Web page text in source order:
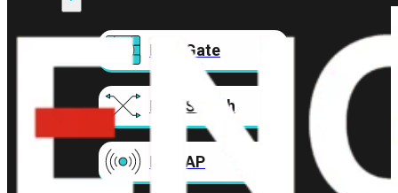
FortiGate
FortiSwitch
FortiAP